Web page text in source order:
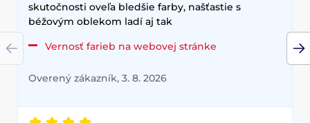
skutočnosti oveľa bledšie farby, našťastie s
béžovým oblekom ladí aj tak
Vernosť farieb na webovej stránke
Overený zákazník, 3. 8. 2026